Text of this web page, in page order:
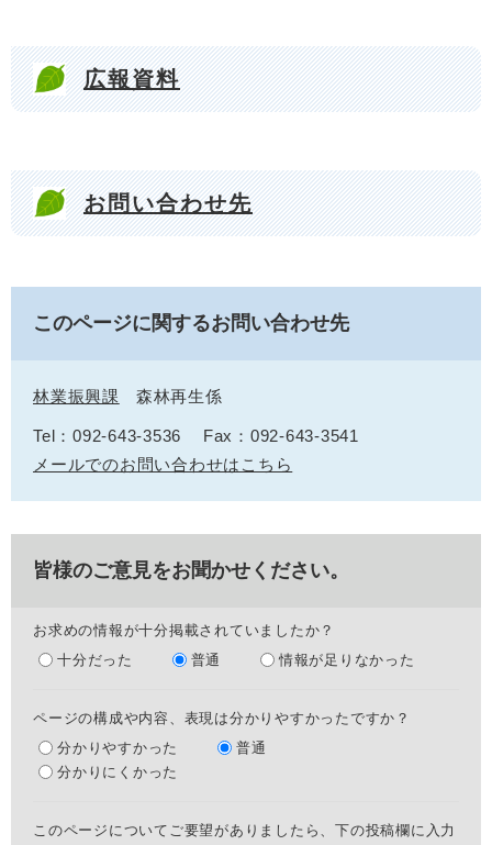
広報資料
お問い合わせ先
このページに関するお問い合わせ先
林業振興課 森林再生係
Tel：092-643-3536
Fax：092-643-3541
メールでのお問い合わせはこちら
皆様のご意見をお聞かせください。
お求めの情報が十分掲載されていましたか？
十分だった
普通 情報が足りなかった
ページの構成や内容、表現は分かりやすかったですか？
分かりやすかった
普通
分かりにくかった
このページについてご要望がありましたら、下の投稿欄に入力